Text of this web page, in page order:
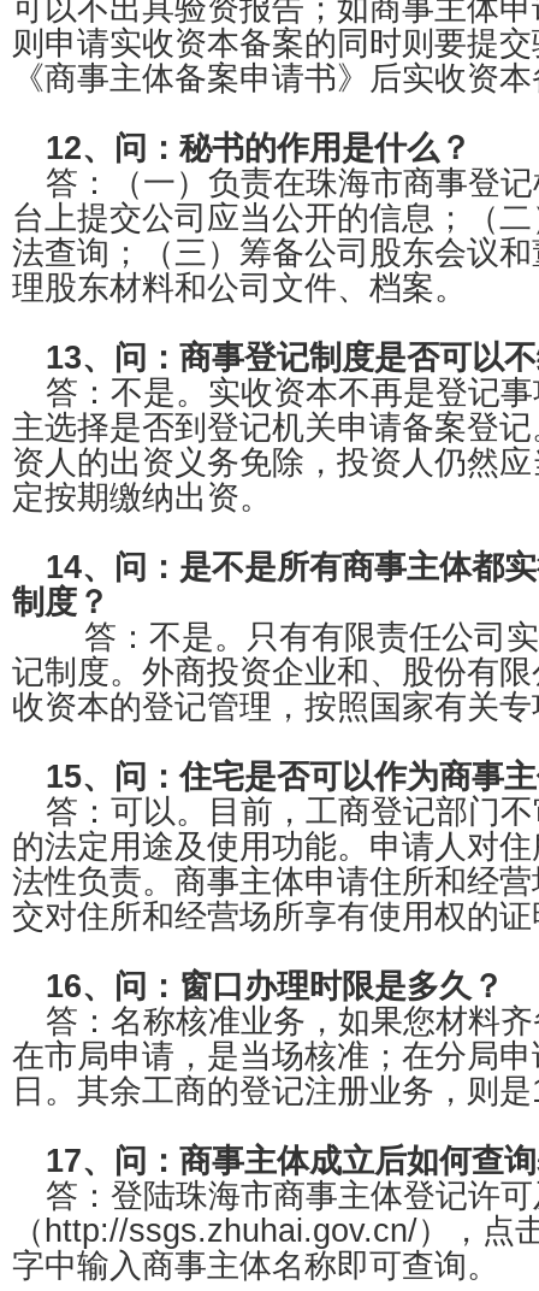
可以不出具验资报告；如商事主体
则申请实收资本备案的同时则要提
《商事主体备案申请书》后实收资
12、问：秘书的作用是什么？
答：（一）负责在珠海市商事登
台上提交公司应当公开的信息；（
法查询；（三）筹备公司股东会议
理股东材料和公司文件、档案。
13、问：商事登记制度是否可以
答：不是。实收资本不再是登记
主选择是否到登记机关申请备案登
资人的出资义务免除，投资人仍然
定按期缴纳出资。
14、问：是不是所有商事主体都
制度？
答：不是。只有有限责任公司
记制度。外商投资企业和、股份有
收资本的登记管理，按照国家有关
15、问：住宅是否可以作为商事
答：可以。目前，工商登记部门
的法定用途及使用功能。申请人对
法性负责。商事主体申请住所和经
交对住所和经营场所享有使用权的
16、问：窗口办理时限是多久？
答：名称核准业务，如果您材料
在市局申请，是当场核准；在分局
日。其余工商的登记注册业务，则
17、问：商事主体成立后如何查
答：登陆珠海市商事主体登记许
（http://ssgs.zhuhai.gov.cn/），点
字中输入商事主体名称即可查询。